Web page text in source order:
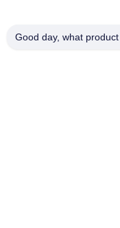
Capactive επτά οθόνη
Good day, what